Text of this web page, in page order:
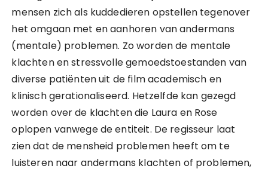
mensen zich als kuddedieren opstellen tegenover
het omgaan met en aanhoren van andermans
(mentale) problemen. Zo worden de mentale
klachten en stressvolle gemoedstoestanden van
diverse patiënten uit de film academisch en
klinisch gerationaliseerd. Hetzelfde kan gezegd
worden over de klachten die Laura en Rose
oplopen vanwege de entiteit. De regisseur laat
zien dat de mensheid problemen heeft om te
luisteren naar andermans klachten of problemen,